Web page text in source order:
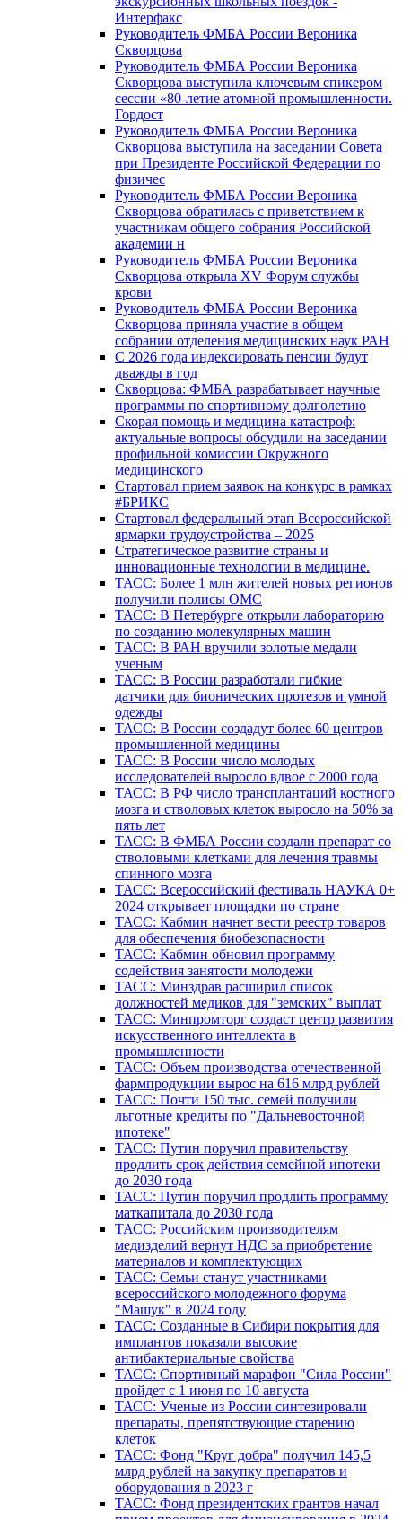
Интерфакс
Руководитель ФМБА России Вероника
Скворцова
Руководитель ФМБА России Вероника
Скворцова выступила ключевым спикером
сессии «80-летие атомной промышленности.
Гордост
Руководитель ФМБА России Вероника
Скворцова выступила на заседании Совета
при Президенте Российской Федерации по
физичес
Руководитель ФМБА России Вероника
Скворцова обратилась с приветствием к
участникам общего собрания Российской
академии н
Руководитель ФМБА России Вероника
Скворцова открыла XV Форум службы
крови
Руководитель ФМБА России Вероника
Скворцова приняла участие в общем
собрании отделения медицинских наук РАН
С 2026 года индексировать пенсии будут
дважды в год
Скворцова: ФМБА разрабатывает научные
программы по спортивному долголетию
Скорая помощь и медицина катастроф:
актуальные вопросы обсудили на заседании
профильной комиссии Окружного
медицинского
Стартовал прием заявок на конкурс в рамках
#БРИКС
Стартовал федеральный этап Всероссийской
ярмарки трудоустройства – 2025
Стратегическое развитие страны и
инновационные технологии в медицине.
ТАСС: Более 1 млн жителей новых регионов
получили полисы ОМС
ТАСС: В Петербурге открыли лабораторию
по созданию молекулярных машин
ТАСС: В РАН вручили золотые медали
ученым
ТАСС: В России разработали гибкие
датчики для бионических протезов и умной
одежды
ТАСС: В России создадут более 60 центров
промышленной медицины
ТАСС: В России число молодых
исследователей выросло вдвое с 2000 года
ТАСС: В РФ число трансплантаций костного
мозга и стволовых клеток выросло на 50% за
пять лет
ТАСС: В ФМБА России создали препарат со
стволовыми клетками для лечения травмы
спинного мозга
ТАСС: Всероссийский фестиваль НАУКА 0+
2024 открывает площадки по стране
ТАСС: Кабмин начнет вести реестр товаров
для обеспечения биобезопасности
ТАСС: Кабмин обновил программу
содействия занятости молодежи
ТАСС: Минздрав расширил список
должностей медиков для "земских" выплат
ТАСС: Минпромторг создаст центр развития
искусственного интеллекта в
промышленности
ТАСС: Объем производства отечественной
фармпродукции вырос на 616 млрд рублей
ТАСС: Почти 150 тыс. семей получили
льготные кредиты по "Дальневосточной
ипотеке"
ТАСС: Путин поручил правительству
продлить срок действия семейной ипотеки
до 2030 года
ТАСС: Путин поручил продлить программу
маткапитала до 2030 года
ТАСС: Российским производителям
медизделий вернут НДС за приобретение
материалов и комплектующих
ТАСС: Семьи станут участниками
всероссийского молодежного форума
"Машук" в 2024 году
ТАСС: Созданные в Сибири покрытия для
имплантов показали высокие
антибактериальные свойства
ТАСС: Спортивный марафон "Сила России"
пройдет с 1 июня по 10 августа
ТАСС: Ученые из России синтезировали
препараты, препятствующие старению
клеток
ТАСС: Фонд "Круг добра" получил 145,5
млрд рублей на закупку препаратов и
оборудования в 2023 г
ТАСС: Фонд президентских грантов начал